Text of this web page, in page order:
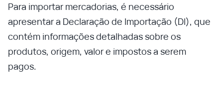
Para importar mercadorias, é necessário
apresentar a Declaração de Importação (DI), que
contém informações detalhadas sobre os
produtos, origem, valor e impostos a serem
pagos.